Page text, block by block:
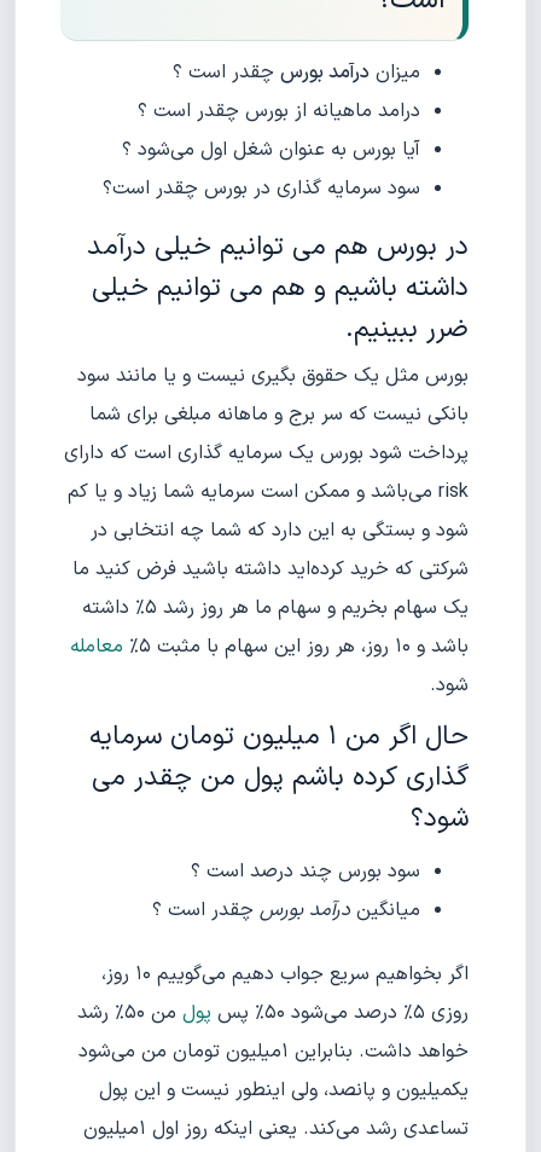
میزان درآمد بورس چقدر است ؟
درامد ماهیانه از بورس چقدر است ؟
آیا بورس به عنوان شغل اول می‌شود ؟
سود سرمایه گذاری در بورس چقدر است؟
در بورس هم می توانیم خیلی درآمد
داشته باشیم و هم می توانیم خیلی
ضرر ببینیم.
بورس مثل یک حقوق بگیری نیست و یا مانند سود
بانکی نیست که سر برج و ماهانه مبلغی برای شما
پرداخت شود بورس یک سرمایه گذاری است که دارای
risk می‌باشد و ممکن است سرمایه شما زیاد و یا کم
شود و بستگی به این دارد که شما چه انتخابی در
شرکتی که خرید کرده‌اید داشته باشید فرض کنید ما
یک سهام بخریم و سهام ما هر روز رشد ۵% داشته
باشد و ۱۰ روز، هر روز این سهام با مثبت ۵%
معامله
شود.
حال اگر من ۱ میلیون تومان سرمایه
گذاری کرده باشم پول من چقدر می
شود؟
سود بورس چند درصد است ؟
میانگین درآمد بورس چقدر است ؟
اگر بخواهیم سریع جواب دهیم می‌گوییم ۱۰ روز،
روزی ۵% درصد می‌شود ۵۰% پس
پول
من ۵۰% رشد
خواهد داشت. بنابراین ۱میلیون تومان من می‌شود
یکمیلیون ‌و ‌پانصد، ولی اینطور نیست و این پول
تساعدی رشد می‌کند. یعنی اینکه روز اول ۱میلیون